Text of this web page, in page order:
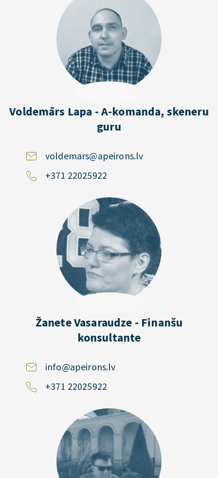
Voldemārs Lapa - A-komanda, skeneru
guru
voldemars@apeirons.lv
+371 22025922
Žanete Vasaraudze - Finanšu
konsultante
info@apeirons.lv
+371 22025922